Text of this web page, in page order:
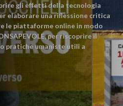
gli effetti della tecnologia
elaborare una riflessione critica
le piattaforme online in modo
per riscoprire il
pratiche umaniste utili a